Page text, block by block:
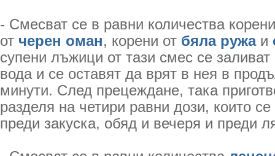
- Смесват се в равни количества
от черен оман, корени от бяла ружаи
супени лъжици от тази смес се
вода и се оставят да врят в нея в
минути. След прецеждане, така
разделя на четири равни дози, които се
преди закуска, обяд и вечеря и преди